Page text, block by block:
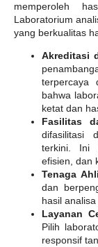
memperoleh
Laboratorium
yang berkualitas
Akreditasi
terpercaya
bahwa
ketat dan
Fasilitas
difasilitasi
terkini. Ini
efisien, dan
Tenaga
dan
hasil
Layanan
Pilih
responsif